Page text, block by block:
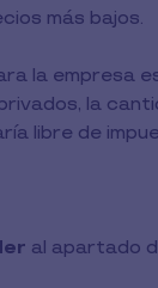
más bajos.
la empresa
la
libre de
al apartado